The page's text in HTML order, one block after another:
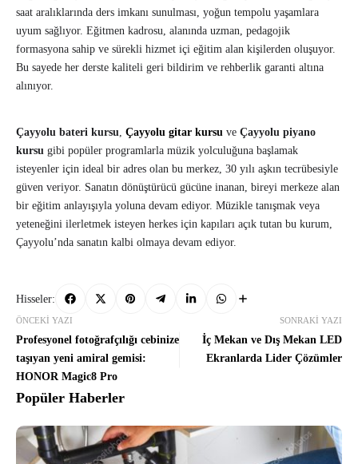
saat aralıklarında ders imkanı sunulması, yoğun tempolu yaşamlara
uyum sağlıyor. Eğitmen kadrosu, alanında uzman, pedagojik
formasyona sahip ve sürekli hizmet içi eğitim alan kişilerden oluşuyor.
Bu sayede her derste kaliteli geri bildirim ve rehberlik garanti altına
alınıyor.
Çayyolu bateri kursu, Çayyolu gitar kursu ve Çayyolu piyano
kursu gibi popüler programlarla müzik yolculuğuna başlamak
isteyenler için ideal bir adres olan bu merkez, 30 yılı aşkın tecrübesiyle
güven veriyor. Sanatın dönüştürücü gücüne inanan, bireyi merkeze alan
bir eğitim anlayışıyla yoluna devam ediyor. Müzikle tanışmak veya
yeteneğini ilerletmek isteyen herkes için kapıları açık tutan bu kurum,
Çayyolu’nda sanatın kalbi olmaya devam ediyor.
Hisseler:
ÖNCEKI YAZI
Profesyonel fotoğrafçılığı cebinize
taşıyan yeni amiral gemisi:
HONOR Magic8 Pro
SONRAKI YAZI
İç Mekan ve Dış Mekan LED
Ekranlarda Lider Çözümler
Popüler Haberler